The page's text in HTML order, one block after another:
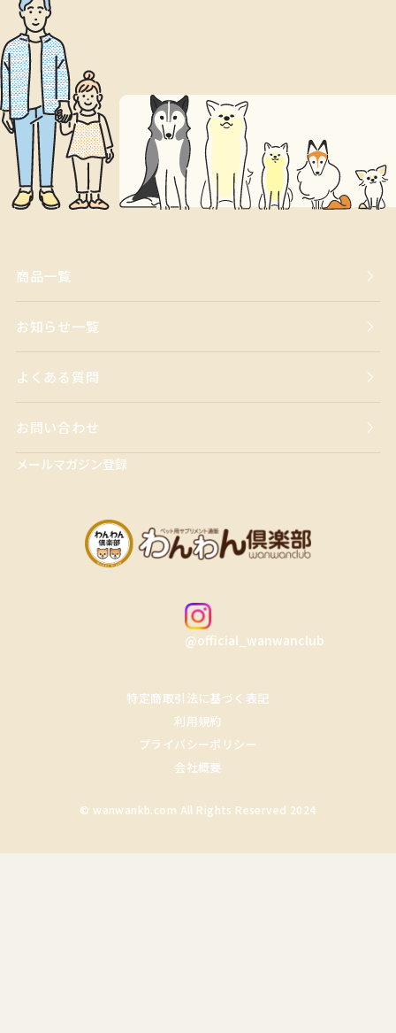
商品一覧
お知らせ一覧
よくある質問
お問い合わせ
メールマガジン登録
@official_wanwanclub
特定商取引法に基づく表記
利用規約
プライバシーポリシー
会社概要
© wanwankb.com All Rights Reserved 2024